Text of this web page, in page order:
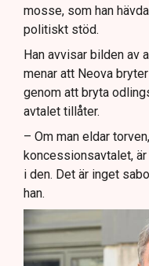
mosse, som han
politiskt stöd.
Han avvisar bilden av
menar att Neova
genom att bryta
avtalet tillåter.
– Om man eldar
koncessionsavtalet,
i den. Det är inget
han.